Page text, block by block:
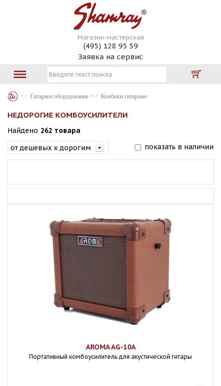
Магазин-мастерская
(495) 128 95 59
Заявка на сервис
Гитарное оборудование Комбики гитарные
НЕДОРОГИЕ КОМБОУСИЛИТЕЛИ
Найдено 262 товара
показать в наличии
AROMA AG-10A
Портативный комбоусилитель для акустической гитары